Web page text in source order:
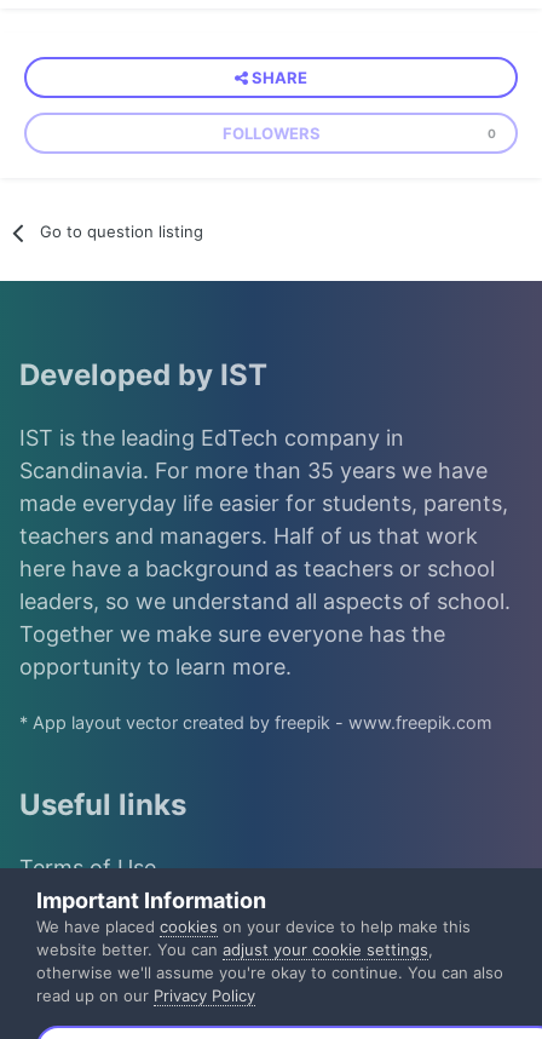
SHARE
FOLLOWERS 0
Go to question listing
Developed by IST
IST is the leading EdTech company in
Scandinavia. For more than 35 years we have
made everyday life easier for students, parents,
teachers and managers. Half of us that work
here have a background as teachers or school
leaders, so we understand all aspects of school.
Together we make sure everyone has the
opportunity to learn more.
* App layout vector created by freepik - www.freepik.com
Useful links
Terms of Use
IST Group
IST Privacy Policy
Important Information
We have placed cookies on your device to help make this
website better. You can adjust your cookie settings,
otherwise we'll assume you're okay to continue. You can also
read up on our Privacy Policy